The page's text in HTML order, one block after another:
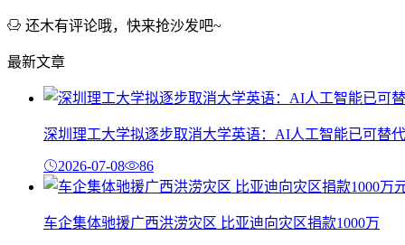
还木有评论哦，快来抢沙发吧~
最新文章
深圳理工大学拟逐步取消大学英语：AI人工智能已可替代
2026-07-08 86
车企集体驰援广西洪涝灾区 比亚迪向灾区捐款1000万